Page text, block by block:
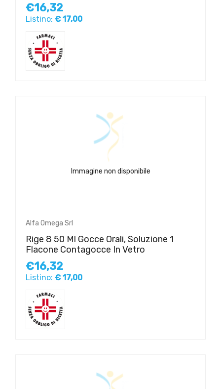
€16,32
Listino: € 17,00
Immagine non disponibile
Alfa Omega Srl
Rige 8 50 Ml Gocce Orali, Soluzione 1
Flacone Contagocce In Vetro
€16,32
Listino: € 17,00